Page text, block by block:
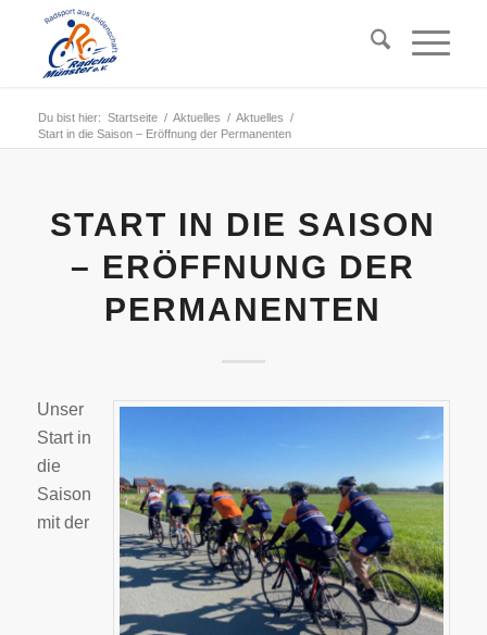
Du bist hier: Startseite / Aktuelles / Aktuelles /
Start in die Saison – Eröffnung der Permanenten
START IN DIE SAISON
– ERÖFFNUNG DER
PERMANENTEN
Unser
Start in
die
Saison
mit der